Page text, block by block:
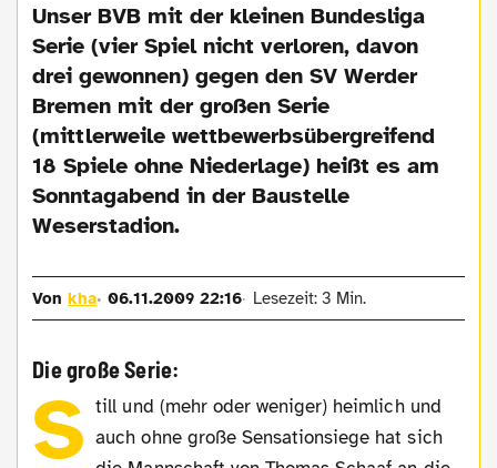
Unser BVB mit der kleinen Bundesliga
Serie (vier Spiel nicht verloren, davon
drei gewonnen) gegen den SV Werder
Bremen mit der großen Serie
(mittlerweile wettbewerbsübergreifend
18 Spiele ohne Niederlage) heißt es am
Sonntagabend in der Baustelle
Weserstadion.
Vonkha 06.11.2009 22:16 Lesezeit: 3 Min.
Die große Serie:
S till und (mehr oder weniger) heimlich und
auch ohne große Sensationsiege hat sich